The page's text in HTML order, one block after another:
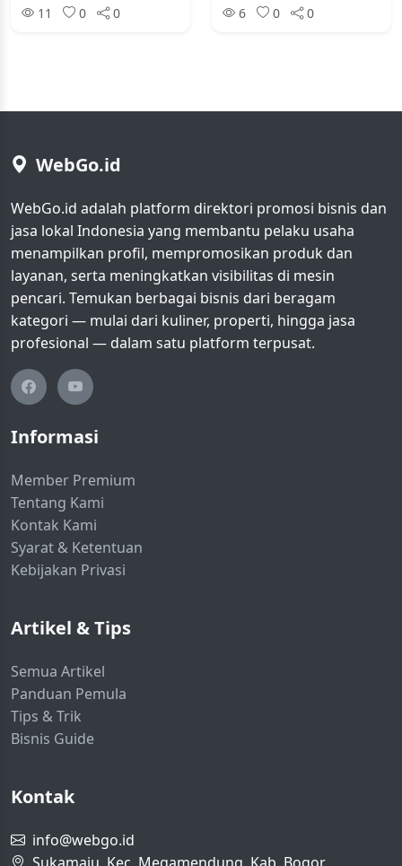
11 0 0 6 0 0
WebGo.id
WebGo.id adalah platform direktori promosi bisnis dan
jasa lokal Indonesia yang membantu pelaku usaha
menampilkan profil, mempromosikan produk dan
layanan, serta meningkatkan visibilitas di mesin
pencari. Temukan berbagai bisnis dari beragam
kategori — mulai dari kuliner, properti, hingga jasa
profesional — dalam satu platform terpusat.
Informasi
Member Premium
Tentang Kami
Kontak Kami
Syarat & Ketentuan
Kebijakan Privasi
Artikel & Tips
Semua Artikel
Panduan Pemula
Tips & Trik
Bisnis Guide
Kontak
info@webgo.id
Sukamaju, Kec. Megamendung, Kab. Bogor,